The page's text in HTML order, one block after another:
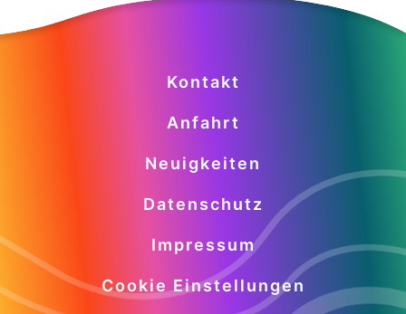
Kontakt
Anfahrt
Neuigkeiten
Datenschutz
Impressum
Cookie Einstellungen